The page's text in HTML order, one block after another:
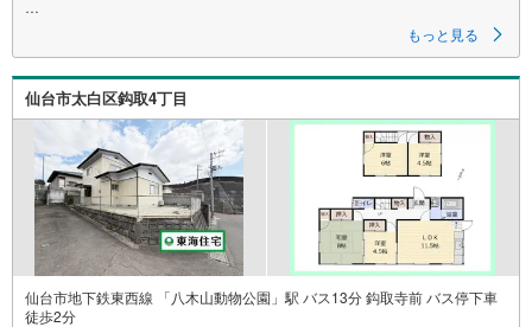
■見学・来場予約で3000円分の選べるデジタルギフトプレゼント実施中■
～永大ハウス工業の強み～
仙台市を中心に宮城県内の多数店舗で展開中！こちらでは当社の強みを大
きく2つに分けてご紹介！
1.
＜豊富な不動産知識＞
戸建・マンション・土地...と種別を問わず不動産を取り扱っております。
更に教育施設や商業施設、子育て環境や行政などの地域情報を総合し、お
客様により良い物件選びをして頂けるよう、しっかりとサポートさせて頂
きます。
2.＜経験豊富なスタッフ＞
当社では【購入】【売却】【引っ越し】【リフォーム】など住宅に関する
様々なご質問はもちろん、ご購入時に気になる住宅ローン各種税金につい
ても、誠心誠意ご説明させて頂きます。
もっと見る
仙台市太白区鈎取4丁目
仙台市地下鉄東西線 「八木山動物公園」駅 バス13分 鈎取寺前 バス停下車
徒歩2分